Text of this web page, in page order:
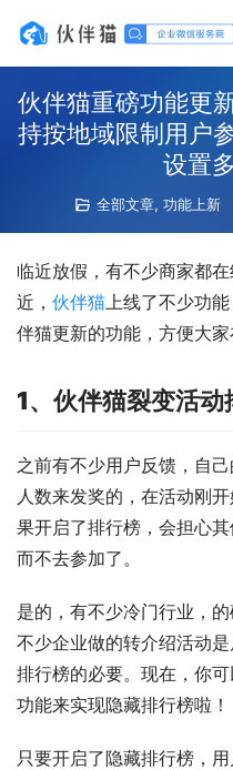
伙伴猫重磅功能更
持按地域限制用户
设置
全部文章, 功能上新
临近放假，有不少商家都
近， 伙伴猫上线了不少功
伴猫更新的功能，方便大家
1、伙伴猫裂变活动
之前有不少用户反馈，自
人数来发奖的，在活动刚
果开启了排行榜，会担心
而不去参加了。
是的，有不少冷门行业，
不少企业做的转介绍活动
排行榜的必要。现在，你
功能来实现隐藏排行榜啦！
只要开启了隐藏排行榜，